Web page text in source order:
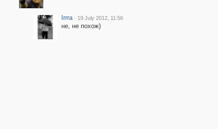
Irrra · 19 July 2012, 11:56
не, не похож)